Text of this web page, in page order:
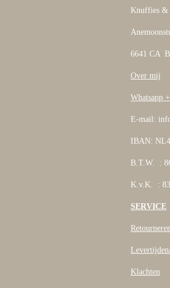
Knuffies &
6641 CA
Over mij
Whatsapp
E-mail:
IBAN:
B.T.W. :
K.v.K. :
SERVICE
Retourneren
Klachten